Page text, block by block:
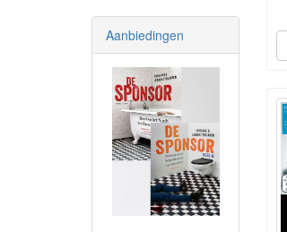
Aanbiedingen